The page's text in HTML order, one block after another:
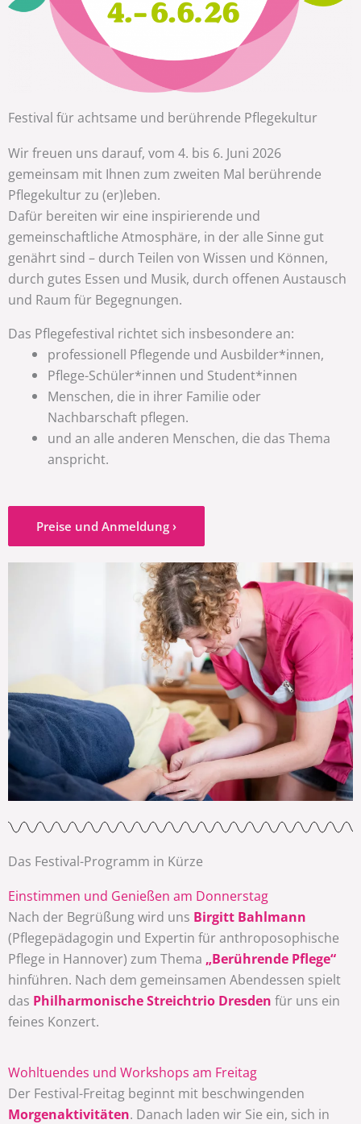
Festival für achtsame und berührende Pflegekultur
Wir freuen uns darauf, vom 4. bis 6. Juni 2026
gemeinsam mit Ihnen zum zweiten Mal berührende
Pflegekultur zu (er)leben.
Dafür bereiten wir eine inspirierende und
gemeinschaftliche Atmosphäre, in der alle Sinne gut
genährt sind – durch Teilen von Wissen und Können,
durch gutes Essen und Musik, durch offenen Austausch
und Raum für Begegnungen.
Das Pflegefestival richtet sich insbesondere an:
professionell Pflegende und Ausbilder*innen,
Pflege-Schüler*innen und Student*innen
Menschen, die in ihrer Familie oder
Nachbarschaft pflegen.
und an alle anderen Menschen, die das Thema
anspricht.
Preise und Anmeldung ›
Das Festival-Programm in Kürze
Einstimmen und Genießen am Donnerstag
Nach der Begrüßung wird uns Birgitt Bahlmann
(Pflegepädagogin und Expertin für anthroposophische
Pflege in Hannover) zum Thema „Berührende Pflege“
hinführen. Nach dem gemeinsamen Abendessen spielt
das Philharmonische Streichtrio Dresden für uns ein
feines Konzert.
Wohltuendes und Workshops am Freitag
Der Festival-Freitag beginnt mit beschwingenden
Morgenaktivitäten. Danach laden wir Sie ein, sich in